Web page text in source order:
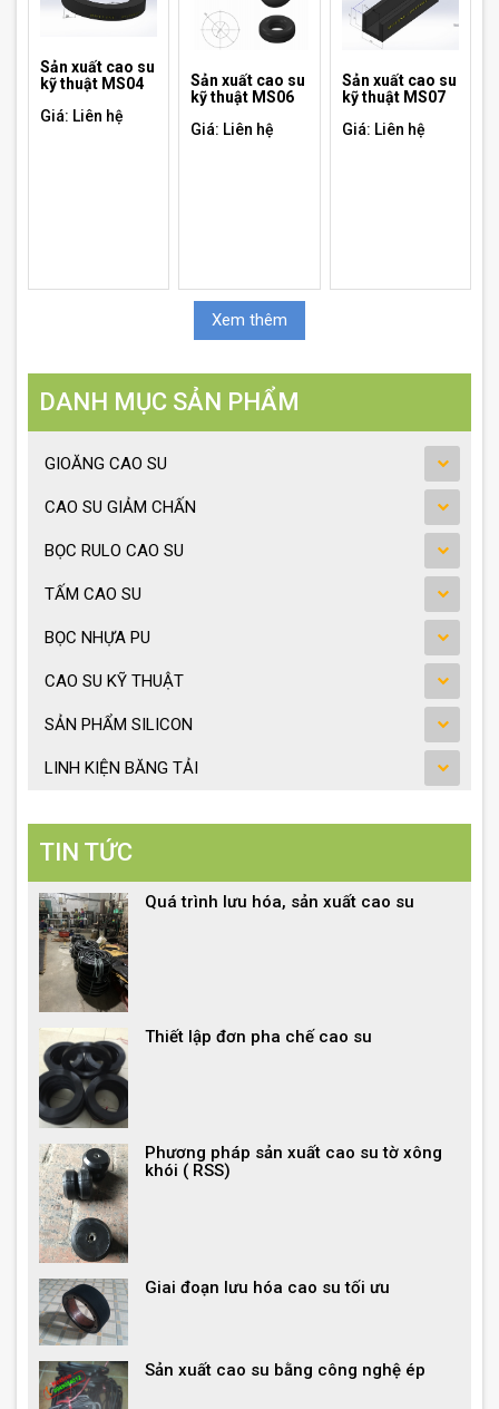
Sản xuất cao su
kỹ thuật MS04
Giá: Liên hệ
Sản xuất cao su
kỹ thuật MS06
Giá: Liên hệ
Sản xuất cao su
kỹ thuật MS07
Giá: Liên hệ
Xem thêm
DANH MỤC SẢN PHẨM
GIOĂNG CAO SU
CAO SU GIẢM CHẤN
BỌC RULO CAO SU
TẤM CAO SU
BỌC NHỰA PU
CAO SU KỸ THUẬT
SẢN PHẨM SILICON
LINH KIỆN BĂNG TẢI
TIN TỨC
Quá trình lưu hóa, sản xuất cao su
Thiết lập đơn pha chế cao su
Phương pháp sản xuất cao su tờ xông
khói ( RSS)
Giai đoạn lưu hóa cao su tối ưu
Sản xuất cao su bằng công nghệ ép